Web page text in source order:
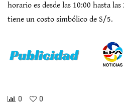
horario es desde las 10:00 hasta
tiene un costo simbólico de S/5.
0 0